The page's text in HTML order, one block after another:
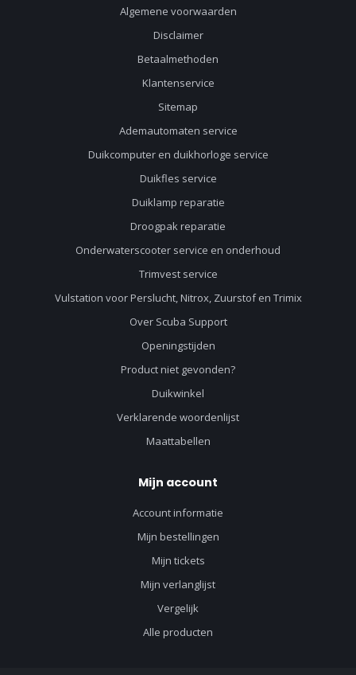
Algemene voorwaarden
Disclaimer
Betaalmethoden
Klantenservice
Sitemap
Ademautomaten service
Duikcomputer en duikhorloge service
Duikfles service
Duiklamp reparatie
Droogpak reparatie
Onderwaterscooter service en onderhoud
Trimvest service
Vulstation voor Perslucht, Nitrox, Zuurstof en Trimix
Over Scuba Support
Openingstijden
Product niet gevonden?
Duikwinkel
Verklarende woordenlijst
Maattabellen
Mijn account
Account informatie
Mijn bestellingen
Mijn tickets
Mijn verlanglijst
Vergelijk
Alle producten